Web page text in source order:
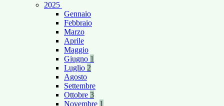
2025
Gennaio
Febbraio
Marzo
Aprile
Maggio
Giugno 1
Luglio 2
Agosto
Settembre
Ottobre 3
Novembre 1